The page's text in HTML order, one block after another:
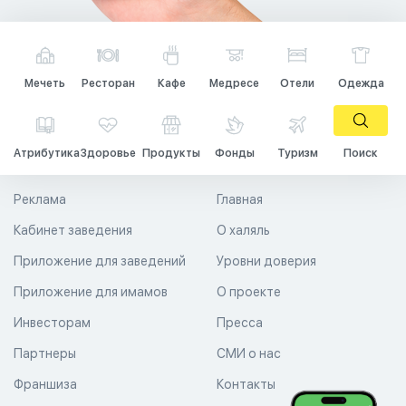
Мечеть Ресторан Кафе Медресе Отели Одежда
АтрибутикаЗдоровье Продукты Фонды Туризм Поиск
Главная
О халяль
Уровни доверия
Реклама
Кабинет заведения
Приложение для заведений
Приложение для имамов О проекте
Пресса
СМИ о нас
Контакты
Инвесторам
Партнеры
Франшиза